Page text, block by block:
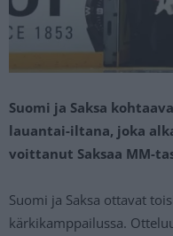
Suomi ja Saksa
lauantai-iltana, joka
voittanut Saksaa MM-
Suomi ja Saksa ottavat
kärkikamppailussa.